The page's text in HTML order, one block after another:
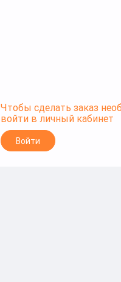
Чтобы сделать заказ
войти в личный кабинет
Войти